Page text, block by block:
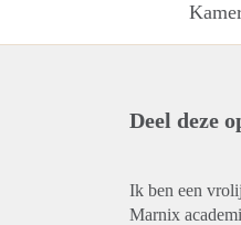
Deel deze
Ik ben een
Marnix